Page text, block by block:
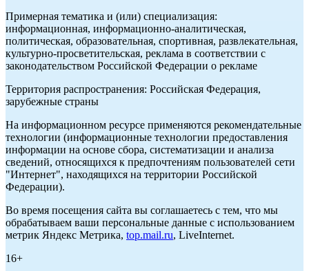
Примерная тематика и (или) специализация:
информационная, информационно-аналитическая,
политическая, образовательная, спортивная, развлекательная,
культурно-просветительская, реклама в соответствии с
законодательством Российской Федерации о рекламе
Территория распространения: Российская Федерация,
зарубежные страны
На информационном ресурсе применяются рекомендательные
технологии (информационные технологии предоставления
информации на основе сбора, систематизации и анализа
сведений, относящихся к предпочтениям пользователей сети
"Интернет", находящихся на территории Российской
Федерации).
Во время посещения сайта вы соглашаетесь с тем, что мы
обрабатываем ваши персональные данные с использованием
метрик Яндекс Метрика, top.mail.ru, LiveInternet.
16+